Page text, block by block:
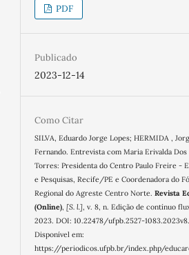
PDF
Publicado
2023-12-14
Como Citar
SILVA, Eduardo Jorge Lopes; HERMIDA ,
Fernando. Entrevista com Maria Erivalda Dos
Torres: Presidenta do Centro Paulo Freire -
e Pesquisas, Recife/PE e Coordenadora do
Regional do Agreste Centro Norte.Revista
(Online) ,[S. l.] , v. 8, n. Edição de contínuo
2023. DOI: 10.22478/ufpb.2527-
Disponível em:
https://periodicos.ufpb.br/index.php/